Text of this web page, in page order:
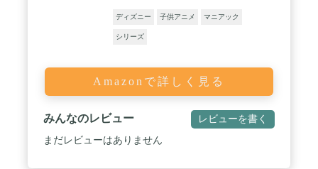
ディズニー 子供アニメ マニアック
シリーズ
Amazonで詳しく見る
みんなのレビュー レビューを書く
まだレビューはありません